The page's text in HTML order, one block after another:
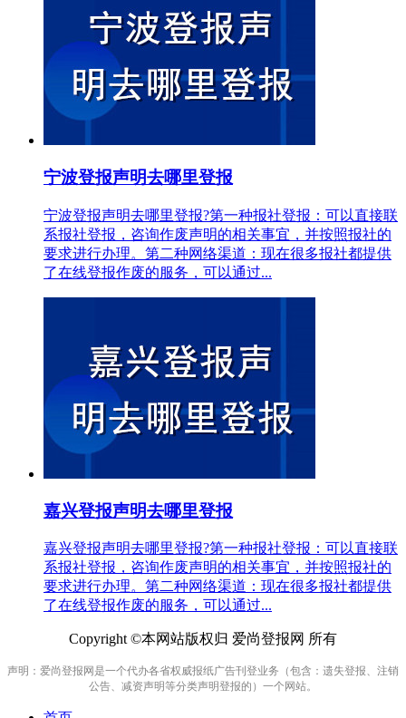
宁波登报声明去哪里登报
宁波登报声明去哪里登报?第一种报社登报：可以直接联
系报社登报，咨询作废声明的相关事宜，并按照报社的
要求进行办理。第二种网络渠道：现在很多报社都提供
了在线登报作废的服务，可以通过...
嘉兴登报声明去哪里登报
嘉兴登报声明去哪里登报?第一种报社登报：可以直接联
系报社登报，咨询作废声明的相关事宜，并按照报社的
要求进行办理。第二种网络渠道：现在很多报社都提供
了在线登报作废的服务，可以通过...
Copyright ©本网站版权归 爱尚登报网 所有
声明：爱尚登报网是一个代办各省权威报纸广告刊登业务（包含：遗失登报、注销
公告、减资声明等分类声明登报的）一个网站。